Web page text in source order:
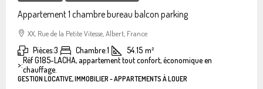
Appartement 1 chambre bureau balcon parking
XX, Rue de la Petite Vitesse, Albert, France
Pièces:3 Chambre:1 54.15 m²
>:Réf G185-LACHA, appartement tout confort, économique en
chauffage.
GESTION LOCATIVE, IMMOBILIER - APPARTEMENTS À LOUER